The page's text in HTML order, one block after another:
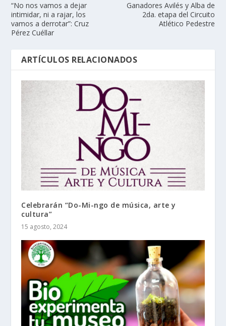
“No nos vamos a dejar
intimidar, ni a rajar, los
vamos a derrotar”: Cruz
Pérez Cuéllar
Ganadores Avilés y Alba de
2da. etapa del Circuito
Atlético Pedestre
ARTÍCULOS RELACIONADOS
Celebrarán “Do-Mi-ngo de música, arte y
cultura”
15 agosto, 2024